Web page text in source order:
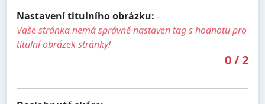
Nastavení titulního obrázku: -
Vaše stránka nemá správně nastaven tag s hodnotu pro
titulní obrázek stránky!
0/2